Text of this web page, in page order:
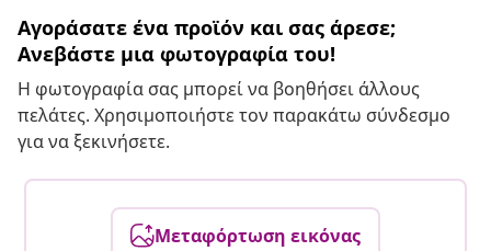
Αγοράσατε ένα προϊόν και σας άρεσε;
Ανεβάστε μια φωτογραφία του!
Η φωτογραφία σας μπορεί να βοηθήσει άλλους
πελάτες. Χρησιμοποιήστε τον παρακάτω σύνδεσμο
για να ξεκινήσετε.
Μεταφόρτωση εικόνας